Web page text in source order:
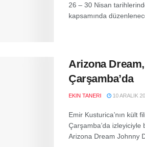
26 – 30 Nisan
kapsamında
Arizona Dream,
Çarşamba’da
EKIN TANERI 10 ARALIK
Emir Kusturica’nın kült
Çarşamba’da izleyiciyle
Arizona Dream Johnny